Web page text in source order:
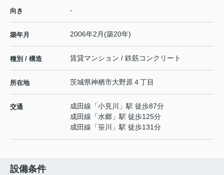
向き -
築年月 2006年2月(築20年)
種別 / 構造 賃貸マンション / 鉄筋コンクリート
所在地 茨城県神栖市大野原４丁目
交通 成田線 「小見川
」駅 徒歩87分
成田線 「水郷 」駅 徒歩125分
成田線 「笹川 」駅 徒歩131分
設備条件